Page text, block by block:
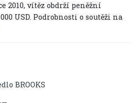
BROOKS
2010, vítěz obdrží peněžní
USD. Podrobnosti o soutěži na